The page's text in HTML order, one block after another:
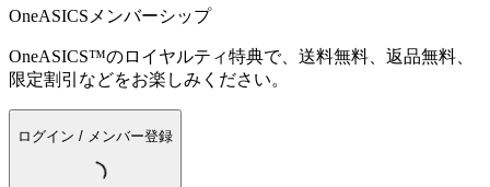
OneASICSメンバーシップ
OneASICS™のロイヤルティ特典で、送料無料、返品無料、
限定割引などをお楽しみください。
ログイン / メンバー登録